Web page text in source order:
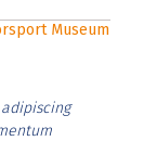
Museum